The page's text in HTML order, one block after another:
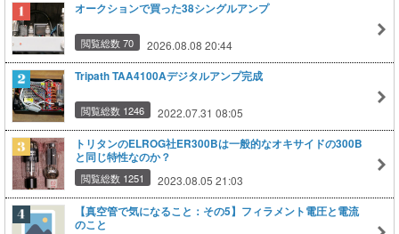
オークションで買った38シングルアンプ
閲覧総数 70 2026.08.08 20:44
Tripath TAA4100Aデジタルアンプ完成
閲覧総数 1246 2022.07.31 08:05
トリタンのELROG社ER300Bは一般的なオキサイドの300B
と同じ特性なのか？
閲覧総数 1251 2023.08.05 21:03
【真空管で気になること：その5】フィラメント電圧と電流
のこと